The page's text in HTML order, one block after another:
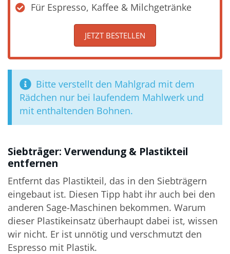
Für Espresso, Kaffee & Milchgetränke
JETZT BESTELLEN
Bitte verstellt den Mahlgrad mit dem
Rädchen nur bei laufendem Mahlwerk und
mit enthaltenden Bohnen.
Siebträger: Verwendung & Plastikteil
entfernen
Entfernt das Plastikteil, das in den Siebträgern
eingebaut ist. Diesen Tipp habt ihr auch bei den
anderen Sage-Maschinen bekommen. Warum
dieser Plastikeinsatz überhaupt dabei ist, wissen
wir nicht. Er ist unnötig und verschmutzt den
Espresso mit Plastik.